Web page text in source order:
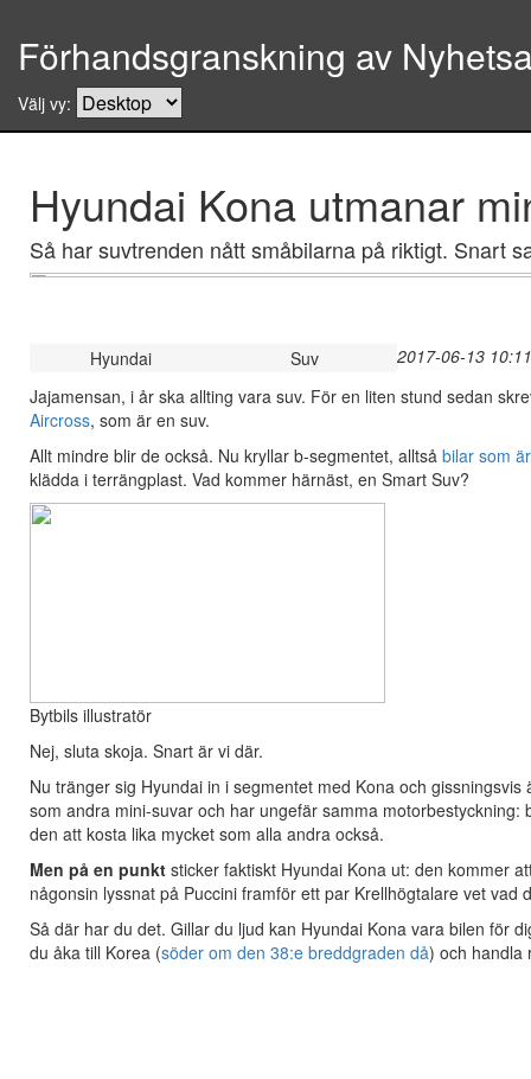
Förhandsgranskning av
Välj vy:
Hyundai Kona utmanar
Så har suvtrenden nått småbilarna på riktigt. Snart
2017-06-13
Hyundai
Suv
Jajamensan, i år ska allting vara suv. För en liten stund sedan
Aircross, som är en suv.
Allt mindre blir de också. Nu kryllar b-segmentet, alltså bilar som
klädda i terrängplast. Vad kommer härnäst, en Smart Suv?
Bytbils illustratör
Nej, sluta skoja. Snart är vi där.
Nu tränger sig Hyundai in i segmentet med Kona och
som andra mini-suvar och har ungefär samma
den att kosta lika mycket som alla andra också.
Men på en punkt sticker faktiskt Hyundai Kona ut: den kommer
någonsin lyssnat på Puccini framför ett par Krellhögtalare vet vad
Så där har du det. Gillar du ljud kan Hyundai Kona vara bilen för
du åka till Korea (söder om den 38:e breddgraden då) och handla